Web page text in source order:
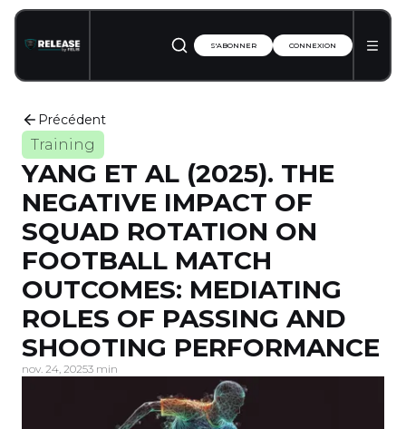
S'ABONNER CONNEXION
Précédent
Training
YANG ET AL (2025). THE
NEGATIVE IMPACT OF
SQUAD ROTATION ON
FOOTBALL MATCH
OUTCOMES: MEDIATING
ROLES OF PASSING AND
SHOOTING PERFORMANCE
nov. 24, 20253 min